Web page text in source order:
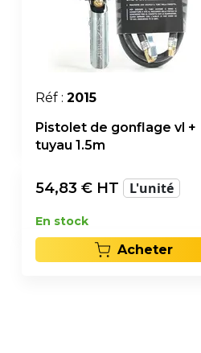
Réf : 2015
Pistolet de gonflage vl +
tuyau 1.5m
54,83 € HT L'unité
En stock
Acheter